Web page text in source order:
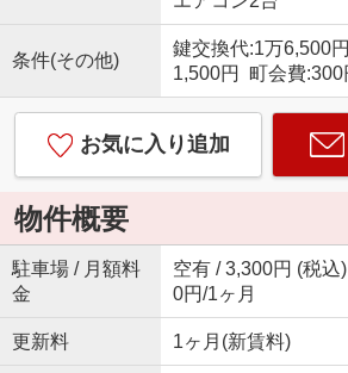
条件(その他)
鍵交換代:1万6,500
1,500円 町会費:300
お気に入り追加
物件概要
駐車場 / 月額料
金
空有 / 3,300円 (税
0円/1ヶ月
更新料 1ヶ月(新賃料)